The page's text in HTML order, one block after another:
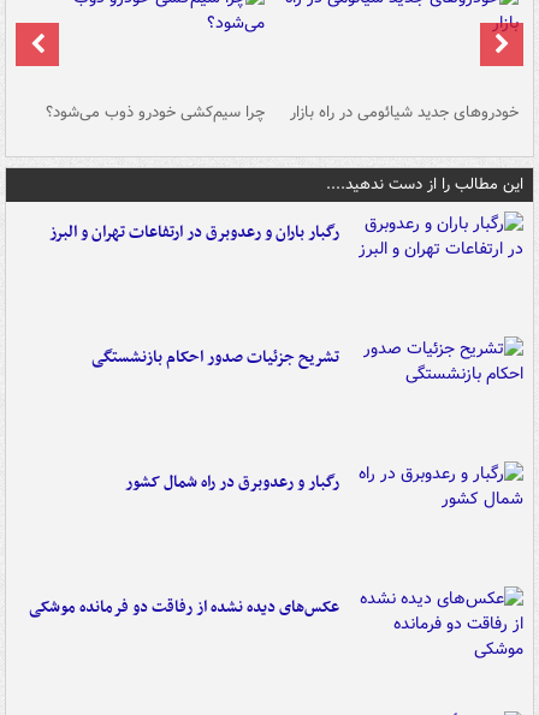
خودروهای جدید شیائومی در راه بازار چرا سیم‌کشی خودرو ذوب می‌شود؟
این مطالب را از دست ندهید....
رگبار باران و رعدوبرق در ارتفاعات تهران و البرز
تشریح جزئیات صدور احکام بازنشستگی
رگبار و رعدوبرق در راه شمال کشور
عکس‌های دیده نشده از رفاقت دو فرمانده‌ موشکی